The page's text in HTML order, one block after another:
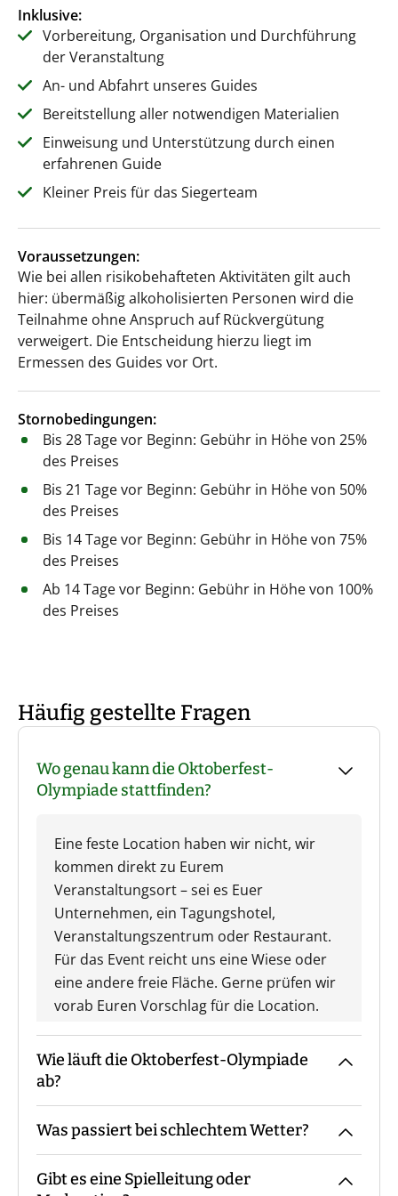
Inklusive:
Vorbereitung, Organisation und Durchführung
der Veranstaltung
An- und Abfahrt unseres Guides
Bereitstellung aller notwendigen Materialien
Einweisung und Unterstützung durch einen
erfahrenen Guide
Kleiner Preis für das Siegerteam
Voraussetzungen:
Wie bei allen risikobehafteten Aktivitäten gilt auch
hier: übermäßig alkoholisierten Personen wird die
Teilnahme ohne Anspruch auf Rückvergütung
verweigert. Die Entscheidung hierzu liegt im
Ermessen des Guides vor Ort.
Stornobedingungen:
Bis 28 Tage vor Beginn: Gebühr in Höhe von 25%
des Preises
Bis 21 Tage vor Beginn: Gebühr in Höhe von 50%
des Preises
Bis 14 Tage vor Beginn: Gebühr in Höhe von 75%
des Preises
Ab 14 Tage vor Beginn: Gebühr in Höhe von 100%
des Preises
Häufig gestellte Fragen
Wo genau kann die Oktoberfest-
Olympiade stattfinden?
Eine feste Location haben wir nicht, wir
kommen direkt zu Eurem
Veranstaltungsort – sei es Euer
Unternehmen, ein Tagungshotel,
Veranstaltungszentrum oder Restaurant.
Für das Event reicht uns eine Wiese oder
eine andere freie Fläche. Gerne prüfen wir
vorab Euren Vorschlag für die Location.
Wie läuft die Oktoberfest-Olympiade
ab?
Der Guide kommt mit den Materialien zum
vereinbarten Treffpunkt, macht die
Begrüßung sowie ggf. die
Was passiert bei schlechtem Wetter?
Das Event findet grundsätzlich bei jedem
Gibt es eine Spielleitung oder